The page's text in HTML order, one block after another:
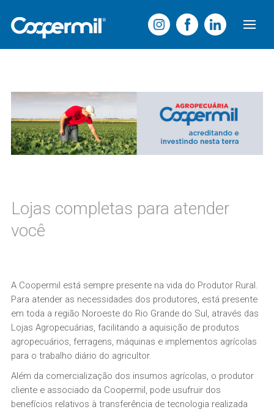
Lojas completas para atender
você
A Coopermil está sempre presente na vida do Produtor Rural.
Para atender as necessidades dos produtores, está presente
em toda a região Noroeste do Rio Grande do Sul, através das
Lojas Agropecuárias, facilitando a aquisição de produtos
agropecuários, ferragens, máquinas e implementos agrícolas
para o trabalho diário do agricultor.
Além da comercialização dos insumos agrícolas, o produtor
cliente e associado da Coopermil, pode usufruir dos
benefícios relativos à transferência de tecnologia realizada